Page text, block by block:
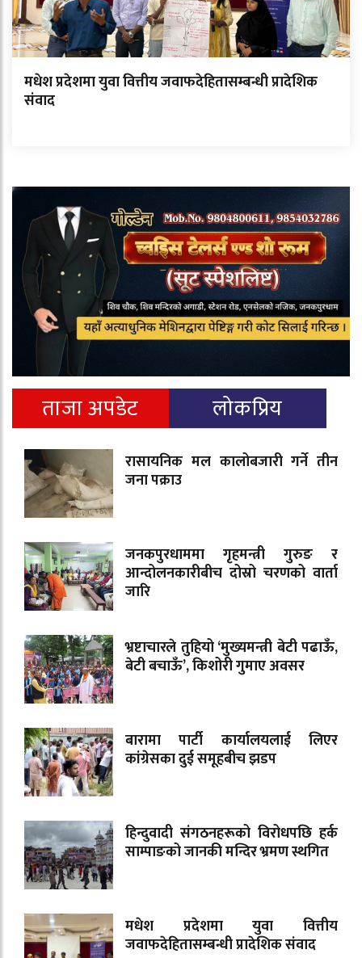
मधेश प्रदेशमा युवा वित्तीय जवाफदेहितासम्बन्धी प्रादेशिक
संवाद
ताजा अपडेट लोकप्रिय
रासायनिक मल कालोबजारी गर्ने तीन
जना पक्राउ
जनकपुरधाममा गृहमन्त्री गुरुङ र
आन्दोलनकारीबीच दोस्रो चरणको वार्ता
जारि
भ्रष्टाचारले तुहियो ‘मुख्यमन्त्री बेटी पढाऊँ,
बेटी बचाऊँ’, किशोरी गुमाए अवसर
बारामा पार्टी कार्यालयलाई लिएर
कांग्रेसका दुई समूहबीच झडप
हिन्दुवादी संगठनहरूको विरोधपछि हर्क
साम्पाङको जानकी मन्दिर भ्रमण स्थगित
मधेश प्रदेशमा युवा वित्तीय
जवाफदेहितासम्बन्धी प्रादेशिक संवाद